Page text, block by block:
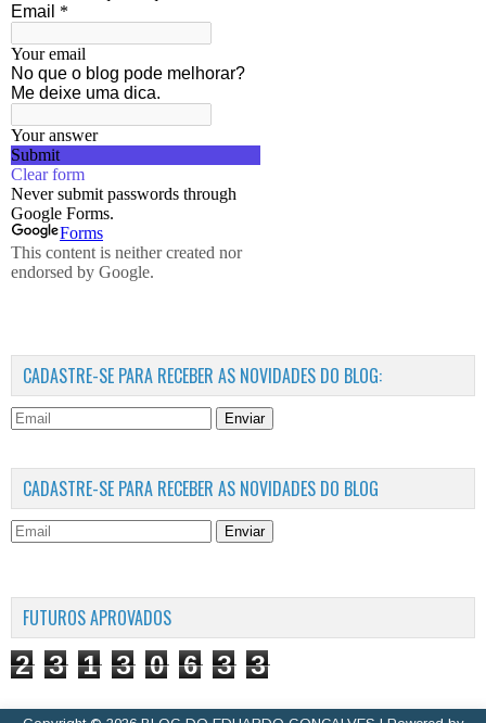
CADASTRE-SE PARA RECEBER AS NOVIDADES DO BLOG:
Enviar
CADASTRE-SE PARA RECEBER AS NOVIDADES DO BLOG
Enviar
FUTUROS APROVADOS
2 3 1 3 0 6 3 3